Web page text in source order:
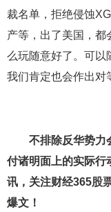
裁名单，拒绝侵蚀
产等，出了美国，都
么玩随意好了。可以
我们肯定也会作出对
不排除反华势力
付诸明面上的实际行
讯，关注财经365股
爆文！